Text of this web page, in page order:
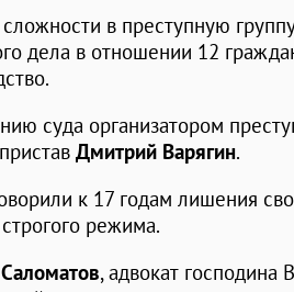
в преступную
дела в отношении 12
суда организатором
Дмитрий Варягин.
к 17 годам лишения
режима.
, адвокат господина